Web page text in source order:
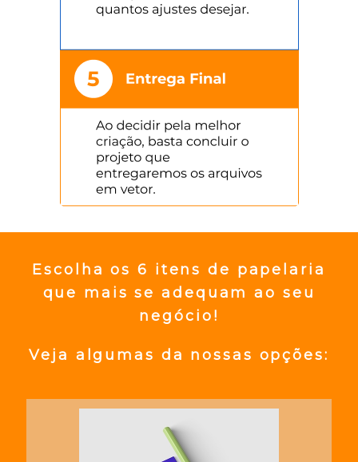
Escolha os 6 itens de papelaria
que mais se adequam ao seu
negócio!
Veja algumas da nossas opções: